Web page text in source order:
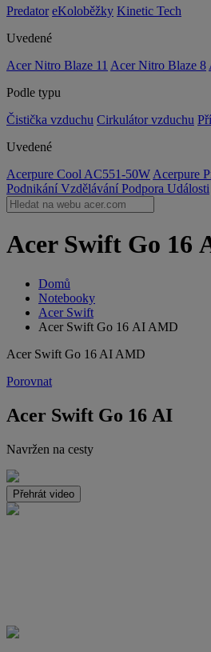
Predator eKoloběžky Kinetic Tech
Uvedené
Acer Nitro Blaze 11 Acer Nitro Blaze 8
Podle typu
Čistička vzduchu Cirkulátor vzduchu
Uvedené
Acerpure Cool AC551-50W Acerpure
Podnikání Vzdělávání Podpora Události
Acer Swift Go 16
Domů
Notebooky
Acer Swift
Acer Swift Go 16 AI AMD
Acer Swift Go 16 AI AMD
Porovnat
Acer Swift Go 16 AI
Navržen na cesty
Přehrát video